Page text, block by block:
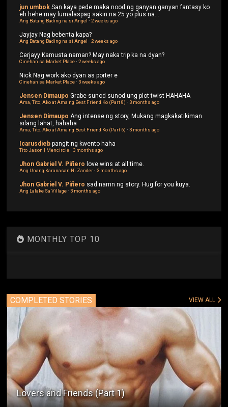
jun umbok San kaya pede maka nood ng ganyan ganyan fantasy ko
eh hehe may lumalaspag sakin na 25 yo plus na...
Ang Batang Bading na si Angel ·2 weeks ago
JayjayNag bebenta kapa?
Ang Batang Bading na si Angel ·2 weeks ago
CerjayyKamusta naman? May naka trip ka na dyan?
Cinehan sa Market Place·2 weeks ago
NickNag work ako dyan as porter e
Cinehan sa Market Place·3 weeks ago
Jensen Dimaupo Grabe sunod sunod ung plot twist HAHAHA
Ama, Tito, Ako at Ama ng Best Friend Ko (Part 8) ·3 months ago
Jensen Dimaupo Ang intense ng story, Mukang magkakatikiman
silang lahat, hahaha
Ama, Tito, Ako at Ama ng Best Friend Ko (Part 6) ·3 months ago
Icarusdieb pangit ng kwento haha
Tito Jason | Mencircle·3 months ago
Jhon Gabriel V. Piñero love wins at all time.
Ang Unang Karanasan Ni Zander·3 months ago
Jhon Gabriel V. Piñero sad namn ng story. Hug for you kuya.
Ang Lalake Sa Village·3 months ago
MONTHLY TOP 10
COMPLETED STORIES VIEW ALL
Lovers and Friends (Part 1)